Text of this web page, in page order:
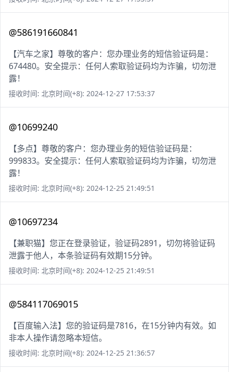
@586191660841
【汽车之家】尊敬的客户：您办理业务的短信验证码是：
674480。安全提示：任何人索取验证码均为诈骗，切勿泄
露！
接收时间: 北京时间(+8): 2024-12-27 17:53:37
@10699240
【多点】尊敬的客户：您办理业务的短信验证码是：
999833。安全提示：任何人索取验证码均为诈骗，切勿泄
露！
接收时间: 北京时间(+8): 2024-12-25 21:49:51
@10697234
【兼职猫】您正在登录验证，验证码2891，切勿将验证码
泄露于他人，本条验证码有效期15分钟。
接收时间: 北京时间(+8): 2024-12-25 21:49:51
@584117069015
【百度输入法】您的验证码是7816，在15分钟内有效。如
非本人操作请忽略本短信。
接收时间: 北京时间(+8): 2024-12-25 21:36:57